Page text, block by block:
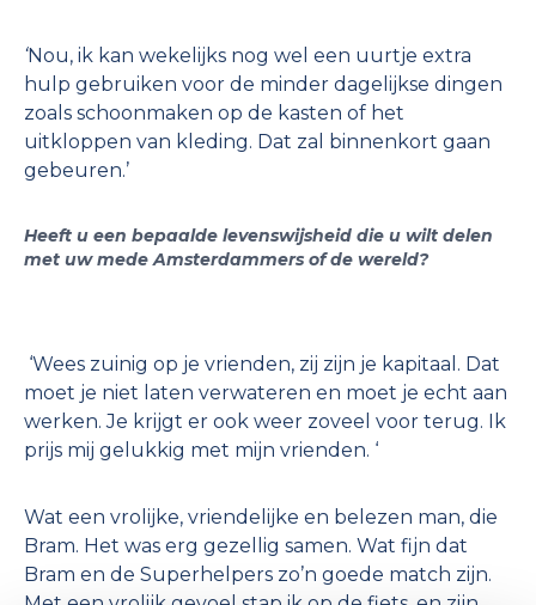
‘Nou, ik kan wekelijks nog wel een uurtje extra
hulp gebruiken voor de minder dagelijkse dingen
zoals schoonmaken op de kasten of het
uitkloppen van kleding. Dat zal binnenkort gaan
gebeuren.’
Heeft u een bepaalde levenswijsheid die u wilt delen
met uw mede Amsterdammers of de wereld?
‘Wees zuinig op je vrienden, zij zijn je kapitaal. Dat
moet je niet laten verwateren en moet je echt aan
werken. Je krijgt er ook weer zoveel voor terug. Ik
prijs mij gelukkig met mijn vrienden. ‘
Wat een vrolijke, vriendelijke en belezen man, die
Bram. Het was erg gezellig samen. Wat fijn dat
Bram en de Superhelpers zo’n goede match zijn.